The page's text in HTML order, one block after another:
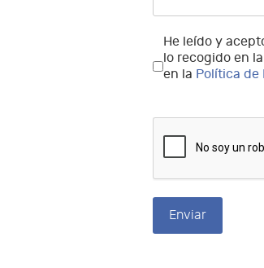
He leído y
lo recogido en
en la Política de
Enviar